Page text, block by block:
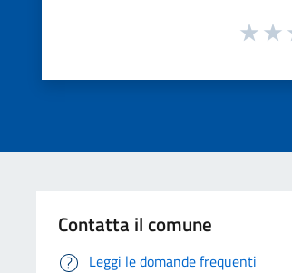
Contatta il comune
Leggi le domande frequenti